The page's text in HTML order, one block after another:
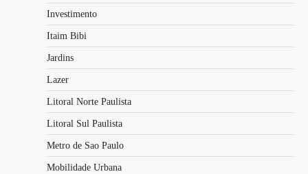
Investimento
Itaim Bibi
Jardins
Lazer
Litoral Norte Paulista
Litoral Sul Paulista
Metro de Sao Paulo
Mobilidade Urbana